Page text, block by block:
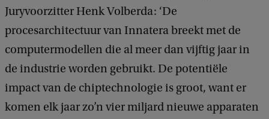
Juryvoorzitter Henk Volberda: ‘De
procesarchitectuur van Innatera breekt met de
computermodellen die al meer dan vijftig jaar in
de industrie worden gebruikt. De potentiële
impact van de chiptechnologie is groot, want er
komen elk jaar zo’n vier miljard nieuwe apparaten